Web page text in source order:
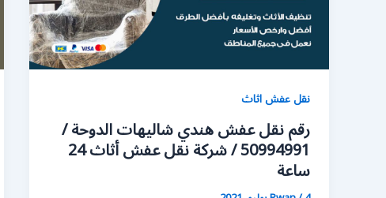
نقل عفش اثاث
رقم نقل عفش هندي شاليهات الدوحة /
50994991 / شركة نقل عفش أثاث 24
ساعة